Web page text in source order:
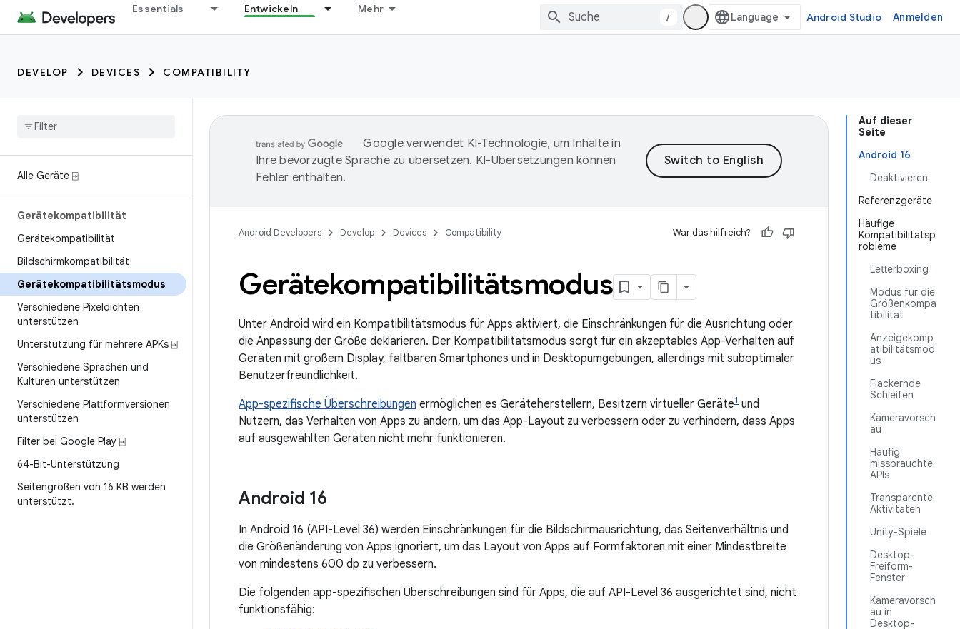
Essentials Entwickeln Mehr
/ Android Studio Anmelden
DEVELOP DEVICES COMPATIBILITY
Alle Geräte ⍈
Gerätekompatibilität
Gerätekompatibilität
Bildschirmkompatibilität
Gerätekompatibilitätsmodus
Verschiedene Pixeldichten
unterstützen
Unterstützung für mehrere APKs ⍈
Verschiedene Sprachen und
Kulturen unterstützen
Verschiedene Plattformversionen
unterstützen
Filter bei Google Play ⍈
64-Bit-Unterstützung
Seitengrößen von 16 KB werden
unterstützt.
Auf dieser
Seite
Android 16
Deaktivieren
Referenzgeräte
Häufige
Kompatibilitätsp
robleme
Letterboxing
Modus für die
Größenkompa
tibilität
Anzeigekomp
atibilitätsmod
us
Flackernde
Schleifen
Kameravorsch
au
Häufig
missbrauchte
APIs
Transparente
Aktivitäten
Unity-Spiele
Desktop-
Freiform-
Fenster
Kameravorsch
au in
Desktop-
Google verwendet KI-Technologie, um Inhalte in
Ihre bevorzugte Sprache zu übersetzen. KI-Übersetzungen können
Fehler enthalten.
Android Developers Develop Devices Compatibility War das hilfreich?
Gerätekompatibilitätsmodus
Unter Android wird ein Kompatibilitätsmodus für Apps aktiviert, die Einschränkungen für die Ausrichtung oder
die Anpassung der Größe deklarieren. Der Kompatibilitätsmodus sorgt für ein akzeptables App-Verhalten auf
Geräten mit großem Display, faltbaren Smartphones und in Desktopumgebungen, allerdings mit suboptimaler
Benutzerfreundlichkeit.
App-spezifische Überschreibungen ermöglichen es Geräteherstellern, Besitzern virtueller Geräte1 und
Nutzern, das Verhalten von Apps zu ändern, um das App-Layout zu verbessern oder zu verhindern, dass Apps
auf ausgewählten Geräten nicht mehr funktionieren.
Android 16
In Android 16 (API-Level 36) werden Einschränkungen für die Bildschirmausrichtung, das Seitenverhältnis und
die Größenänderung von Apps ignoriert, um das Layout von Apps auf Formfaktoren mit einer Mindestbreite
von mindestens 600 dp zu verbessern.
Die folgenden app-spezifischen Überschreibungen sind für Apps, die auf API-Level 36 ausgerichtet sind, nicht
funktionsfähig: